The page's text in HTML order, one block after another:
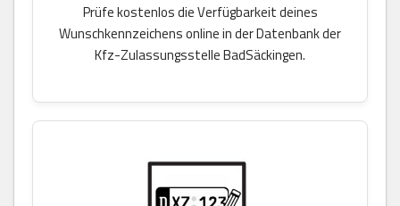
Prüfe kostenlos die Verfügbarkeit deines
Wunschkennzeichens online in der Datenbank der
Kfz-Zulassungsstelle BadSäckingen.